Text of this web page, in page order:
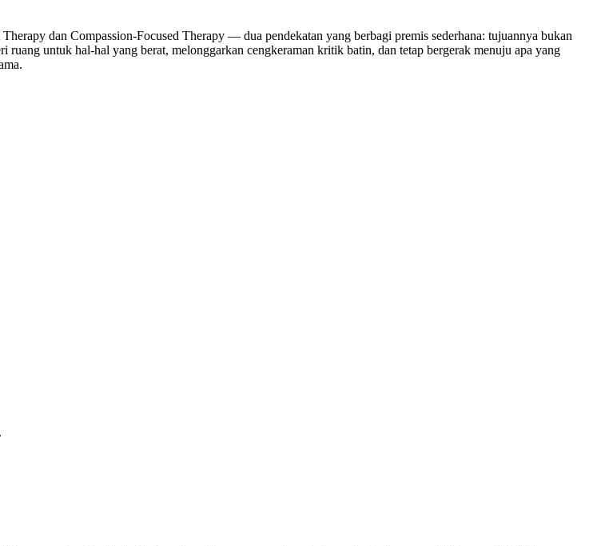
dan Compassion-Focused Therapy — dua pendekatan yang berbagi premis sederhana: tujuannya bukan
ruang untuk hal-hal yang berat, melonggarkan cengkeraman kritik batin, dan tetap bergerak menuju apa yang